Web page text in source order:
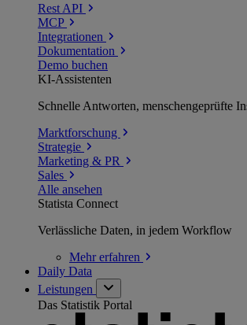
Rest API
MCP
Integrationen
Dokumentation
Demo buchen
KI-Assistenten
Schnelle Antworten, menschengeprüfte
Marktforschung
Strategie
Marketing & PR
Sales
Alle ansehen
Statista Connect
Verlässliche Daten, in jedem Workflow
Mehrerfahren
Daily Data
Leistungen
Das Statistik Portal